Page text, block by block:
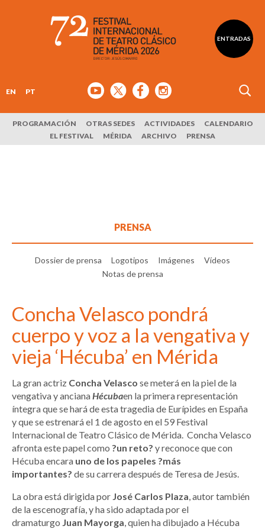
ENTRADAS
EN PT
PROGRAMACIÓN OTRAS SEDES ACTIVIDADES
CALENDARIO
EL FESTIVAL
MÉRIDA ARCHIVO PRENSA
PRENSA
Dossier de prensa Logotipos Imágenes
Vídeos
Notas de prensa
Concha Velasco pondrá
cuerpo y voz a la vengativa y
vieja ‘Hécuba’ en Mérida
La gran actriz Concha Velasco se meterá en la piel de la
vengativa y ancianaHécubaen la primera representación
íntegra que se hará de esta tragedia de Eurípides en España
y que se estrenará el 1 de agosto en el 59 Festival
Internacional de Teatro Clásico de Mérida. Concha Velasco
afronta este papel como ?un reto? y reconoce que con
Hécuba encara uno de los papeles ?más
importantes? de su carrera después de Teresa de Jesús.
La obra está dirigida por José Carlos Plaza, autor también
de la escenografía, y ha sido adaptada por el
dramaturgo Juan Mayorga, quien ha dibujado a Hécuba